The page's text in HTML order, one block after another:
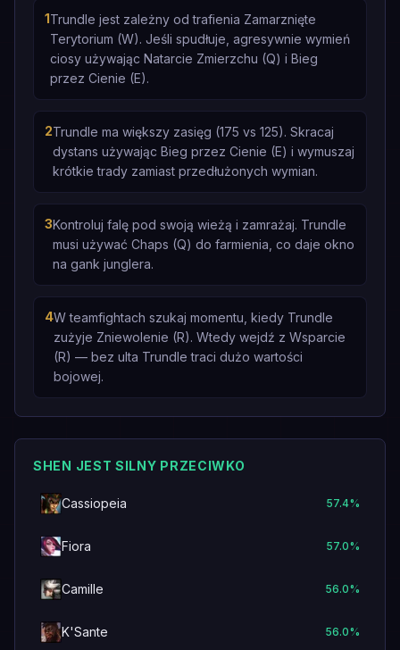
1Trundle jest zależny od trafienia Zamarznięte
Terytorium (W). Jeśli spudłuje, agresywnie wymień
ciosy używając Natarcie Zmierzchu (Q) i Bieg
przez Cienie (E).
2Trundle ma większy zasięg (175 vs 125). Skracaj
dystans używając Bieg przez Cienie (E) i wymuszaj
krótkie trady zamiast przedłużonych wymian.
3Kontroluj falę pod swoją wieżą i zamrażaj. Trundle
musi używać Chaps (Q) do farmienia, co daje okno
na gank junglera.
4W teamfightach szukaj momentu, kiedy Trundle
zużyje Zniewolenie (R). Wtedy wejdź z Wsparcie
(R) — bez ulta Trundle traci dużo wartości
bojowej.
SHEN JEST SILNY PRZECIWKO
Cassiopeia 57.4%
Fiora 57.0%
Camille 56.0%
K'Sante 56.0%